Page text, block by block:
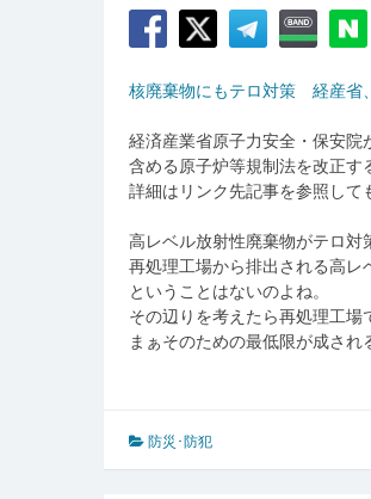
核廃棄物にもテロ対策 経産省
経済産業省原子力安全・保安
含める原子炉等規制法を改正す
詳細はリンク先記事を参照して
高レベル放射性廃棄物がテロ対
再処理工場から排出される高
ということはないのよね。
その辺りを考えたら再処理工場
まぁそのための最低限が成され
防災･防犯